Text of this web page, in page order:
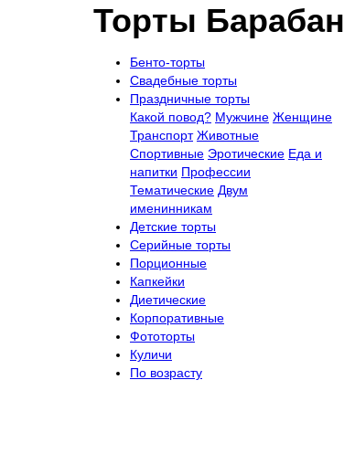
Торты Барабан
Бенто-торты
Свадебные торты
Праздничные торты
Какой повод? Мужчине Женщине
Транспорт Животные
Спортивные Эротические Еда и
напитки Профессии
Тематические Двум
именинникам
Детские торты
Серийные торты
Порционные
Капкейки
Диетические
Корпоративные
Фототорты
Куличи
По возрасту